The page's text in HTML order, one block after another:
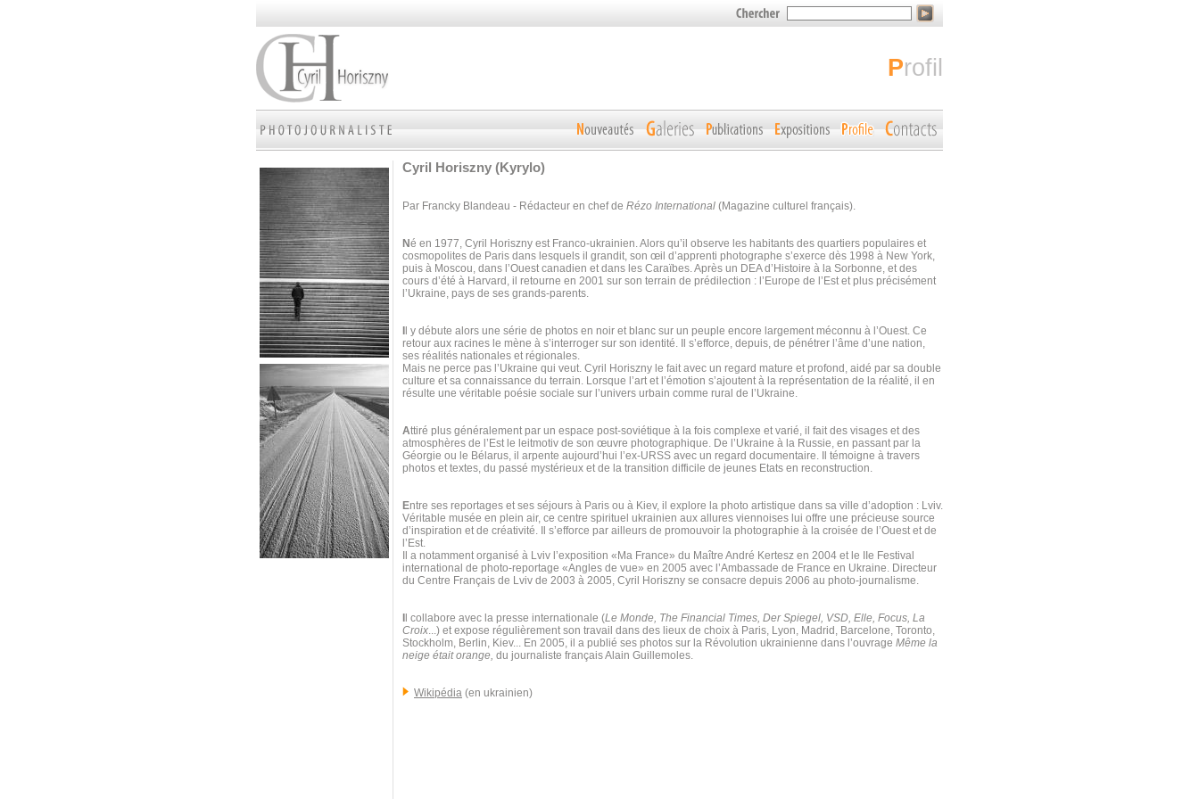
profil
Cyril Horiszny (Kyrylo)
Par Francky Blandeau - Rédacteur en chef de Rézo International (Magazine culturel français).
Né en 1977, Cyril Horiszny est Franco-ukrainien. Alors qu’il observe les habitants des quartiers populaires et
cosmopolites de Paris dans lesquels il grandit, son œil d’apprenti photographe s’exerce dès 1998 à New York,
puis à Moscou, dans l’Ouest canadien et dans les Caraїbes. Après un DEA d’Histoire à la Sorbonne, et des
cours d’été à Harvard, il retourne en 2001 sur son terrain de prédilection : l’Europe de l’Est et plus précisément
l’Ukraine, pays de ses grands-parents.
l y débute alors une série de photos en noir et blanc sur un peuple encore largement méconnu à l’Ouest. Ce
retour aux racines le mène à s’interroger sur son identité. Il s’efforce, depuis, de pénétrer l’âme d’une nation,
ses réalités nationales et régionales.
Mais ne perce pas l’Ukraine qui veut. Cyril Horiszny le fait avec un regard mature et profond, aidé par sa double
culture et sa connaissance du terrain. Lorsque l’art et l’émotion s’ajoutent à la représentation de la réalité, il en
résulte une véritable poésie sociale sur l’univers urbain comme rural de l’Ukraine.
Attiré plus généralement par un espace post-soviétique à la fois complexe et varié, il fait des visages et des
atmosphères de l’Est le leitmotiv de son œuvre photographique. De l’Ukraine à la Russie, en passant par la
Géorgie ou le Bélarus, il arpente aujourd’hui l’ex-URSS avec un regard documentaire. Il témoigne à travers
photos et textes, du passé mystérieux et de la transition difficile de jeunes Etats en reconstruction.
Entre ses reportages et ses séjours à Paris ou à Kiev, il explore la photo artistique dans sa ville d’adoption : Lviv.
Véritable musée en plein air, ce centre spirituel ukrainien aux allures viennoises lui offre une précieuse source
d’inspiration et de créativité. Il s’efforce par ailleurs de promouvoir la photographie à la croisée de l’Ouest et de
l’Est.
Il a notamment organisé à Lviv l’exposition «Ma France» du Maître André Kertesz en 2004 et le IIe Festival
international de photo-reportage «Angles de vue» en 2005 avec l’Ambassade de France en Ukraine. Directeur
du Centre Français de Lviv de 2003 à 2005, Cyril Horiszny se consacre depuis 2006 au photo-journalisme.
l collabore avec la presse internationale (Le Monde, The Financial Times, Der Spiegel, VSD, Elle, Focus, La
Croix...) et expose régulièrement son travail dans des lieux de choix à Paris, Lyon, Madrid, Barcelone, Toronto,
Stockholm, Berlin, Kiev... En 2005, il a publié ses photos sur la Révolution ukrainienne dans l’ouvrage Même la
neige était orange, du journaliste français Alain Guillemoles.
Wikipédia (en ukrainien)